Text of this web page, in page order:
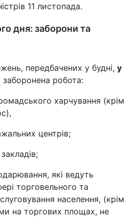
11 листопада.
дня: заборони та
передбачених у будні, у
заборонена робота:
харчування (крім
центрів;
які ведуть
торговельного та
населення, (крім
на торгових площах, не